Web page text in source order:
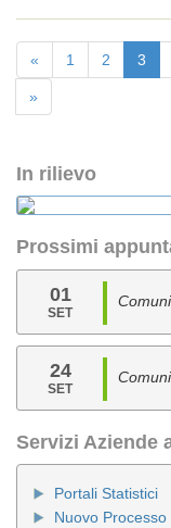
« 1 2 3
»
In rilievo
Prossimi
01
SET
24
SET
Servizi Aziende
Portali Statistici
Nuovo